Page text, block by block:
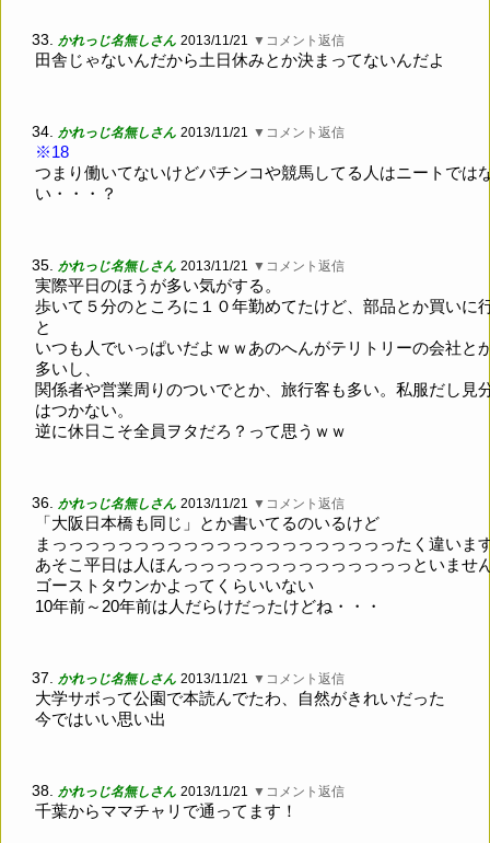
33. かれっじ名無しさん 2013/11/21 ▼コメント返信
田舎じゃないんだから土日休みとか決まってないんだよ
34. かれっじ名無しさん 2013/11/21 ▼コメント返信
※18
つまり働いてないけどパチンコや競馬してる人はニートでは
い・・・？
35. かれっじ名無しさん 2013/11/21 ▼コメント返信
実際平日のほうが多い気がする。
歩いて５分のところに１０年勤めてたけど、部品とか買いに
と
いつも人でいっぱいだよｗｗあのへんがテリトリーの会社と
多いし、
関係者や営業周りのついでとか、旅行客も多い。私服だし見
はつかない。
逆に休日こそ全員ヲタだろ？って思うｗｗ
36. かれっじ名無しさん 2013/11/21 ▼コメント返信
「大阪日本橋も同じ」とか書いてるのいるけど
まっっっっっっっっっっっっっっっっっっっっったく違いま
あそこ平日は人ほんっっっっっっっっっっっっっっといませ
ゴーストタウンかよってくらいいない
10年前～20年前は人だらけだったけどね・・・
37. かれっじ名無しさん 2013/11/21 ▼コメント返信
大学サボって公園で本読んでたわ、自然がきれいだった
今ではいい思い出
38. かれっじ名無しさん 2013/11/21 ▼コメント返信
千葉からママチャリで通ってます！